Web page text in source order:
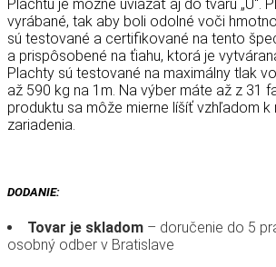
Plachtu je možné uviazať aj do tvaru „U“.
vyrábané, tak aby boli odolné voči
sú testované a certifikované na tento
a prispôsobené na ťiahu, ktorá je
Plachty sú testované na maximálny tlak
až 590 kg na 1m. Na výber máte až z 31
produktu sa môže mierne líšíť vzhľadom k
zariadenia.
DODANIE:
Tovar je skladom – doručenie do 5
osobný odber v Bratislave